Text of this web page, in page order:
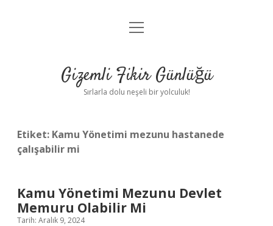
Anasayfa
Yasal Uyarı
menüyü
Gizemli Fikir Günlüğü
Sırlarla dolu neşeli bir yolculuk!
Etiket: Kamu Yönetimi mezunu hastanede
çalışabilir mi
Kamu Yönetimi Mezunu Devlet
Memuru Olabilir Mi
Tarih: Aralık 9, 2024